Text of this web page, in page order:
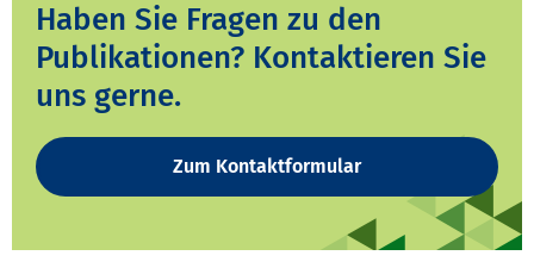
Haben Sie Fragen zu den
Publikationen? Kontaktieren Sie
uns gerne.
Zum Kontaktformular